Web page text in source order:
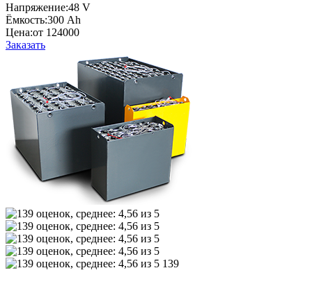
Напряжение:48 V
Ёмкость:300 Ah
Цена:от 124000
Заказать
139